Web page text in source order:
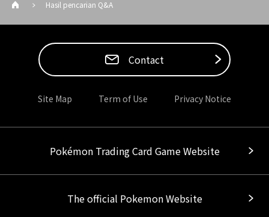
Hasil pencarian Q&A
Contact
Site Map Term of Use Privacy Notice
Pokémon Trading Card Game Website
The official Pokemon Website